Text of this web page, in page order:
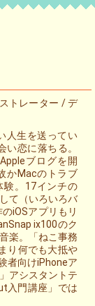
トレーター / デ
人生を送ってい
い恋に落ちる。
ブログを開
かMacのトラブ
験。17インチの
て（いろいろバ
iOSアプリもリ
ix100のク
楽。「ねこ事務
り何でも大抵や
者向けiPhoneア
アシスタントテ
入門講座」では